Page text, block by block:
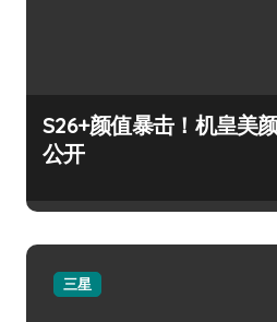
S26+颜值暴击！机皇美
公开
三星